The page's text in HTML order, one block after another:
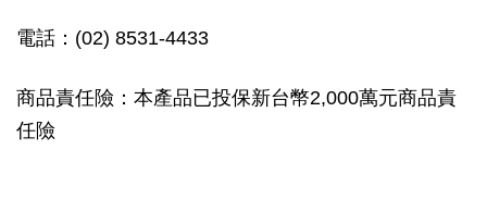
電話：(02) 8531-4433
商品責任險：本產品已投保新台幣2,000萬元商品責
任險